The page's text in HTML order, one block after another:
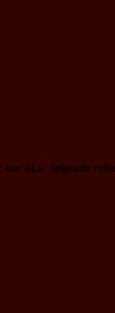
har bl.a. følgende